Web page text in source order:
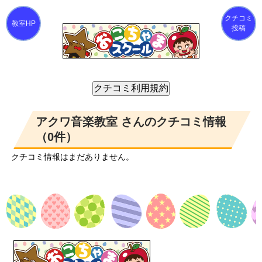
クチコミ
投稿
アクワ音楽教室 さんのクチコミ情報
（0件）
クチコミ情報はまだありません。